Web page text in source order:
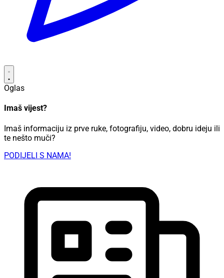
Oglas
Imaš vijest?
Imaš informaciju iz prve ruke, fotografiju, video, dobru ideju ili
te nešto muči?
PODIJELI S NAMA!